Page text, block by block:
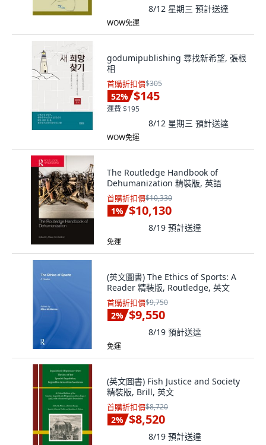
8/12 星期三 預計送達
WOW免運
godumipublishing 尋找新希望, 張根
相
首購折扣價$305
52% $145
運費 $195
8/12 星期三 預計送達
WOW免運
The Routledge Handbook of
Dehumanization 精裝版, 英語
首購折扣價$10,330
1% $10,130
8/19 預計送達
免運
(英文圖書) The Ethics of Sports: A
Reader 精裝版, Routledge, 英文
首購折扣價$9,750
2% $9,550
8/19 預計送達
免運
(英文圖書) Fish Justice and Society
精裝版, Brill, 英文
首購折扣價$8,720
2% $8,520
8/19 預計送達